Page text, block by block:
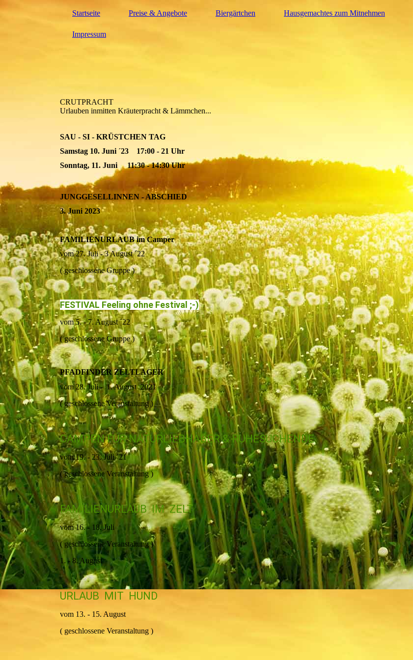
Startseite Preise & Angebote Biergärtchen Hausgemachtes zum Mitnehmen
Impressum
CRUTPRACHT
Urlauben inmitten Kräuterpracht & Lämmchen...
SAU - SI - KRÜSTCHEN TAG
Samstag 10. Juni ´23 17:00 - 21 Uhr
Sonntag, 11. Juni 11:30 - 14:30 Uhr
JUNGGESELLINNEN - ABSCHIED
3. Juni 2023
FAMILIENURLAUB im Camper
vom 27. Juli - 3 August ´22
( geschlossene Gruppe )
FESTIVAL Feeling ohne Festival ;-)
vom 5. - 7. August ´22
( geschlossene Gruppe )
PFADFINDER ZELTLAGER
vom 28. Juli - 1. August 2021
( geschlossene Veranstaltung )
CAMPEN FÜR NATURLIEBHABER & RUHESUCHENDE
vom 19. - 23. Juli ´21
( geschlossene Veranstaltung )
FAMILIENURLAUB IM ZELT
vom 16. - 18. Juli
( geschlossene Veranstaltung )
1. - 8. August
URLAUB MIT HUND
vom 13. - 15. August
( geschlossene Veranstaltung )